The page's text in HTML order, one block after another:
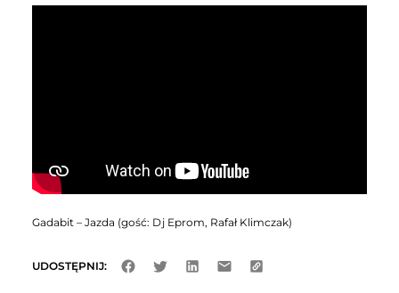
Gadabit – Jazda (gość: Dj Eprom, Rafał Klimczak)
UDOSTĘPNIJ: